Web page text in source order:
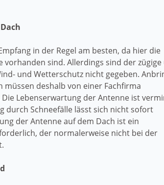
in der Regel am besten, da hier die
vorhanden sind. Allerdings sind der zügige
und Wetterschutz nicht gegeben.
deshalb von einer Fachfirma
Lebenserwartung der Antenne ist
durch Schneefälle lässt sich nicht sofort
der Antenne auf dem Dach ist ein
der normalerweise nicht bei der